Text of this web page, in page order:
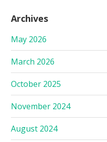
Archives
May 2026
March 2026
October 2025
November 2024
August 2024